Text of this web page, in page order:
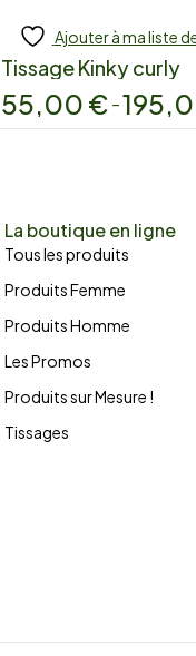
Ajouter à ma liste
Tissage Kinky curly
55,00 € –
La boutique en ligne
Tous les produits
Produits Femme
Produits Homme
Les Promos
Produits sur Mesure !
Tissages